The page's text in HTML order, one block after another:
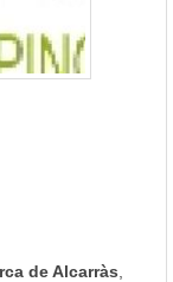
de Alcarràs